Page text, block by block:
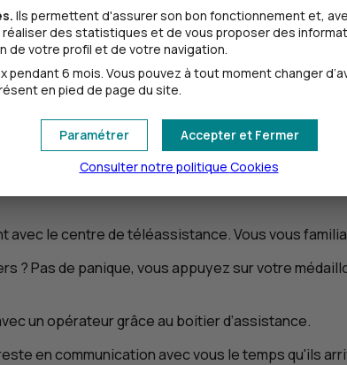
pour vous présenter le service et
le centre de téléassistance. Vous vous
? Pas de panique, vous appuyez sur votre
un opérateur grâce au boitier d’assistance.
en communication avec vous le temps qu'ils
Ils permettent d'assurer son bon fonctionnement et,
des statistiques et de vous proposer des
de votre profil et de votre navigation.
pendant 6 mois. Vous pouvez à tout moment changer
en pied de page du site.
Accepter et Fermer
Paramétrer
Consulter notre politique Cookies